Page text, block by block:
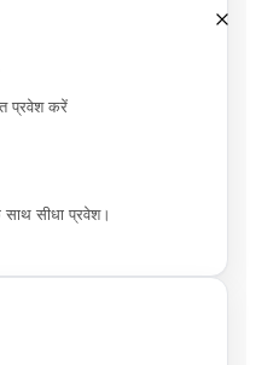
प्रवेश करें
सीधा प्रवेश।